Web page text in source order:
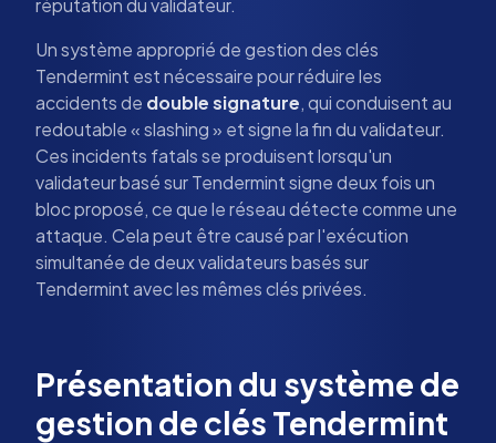
Un système approprié de gestion des clés
Tendermint est nécessaire pour réduire les
accidents de double signature, qui conduisent au
redoutable « slashing » et signe la fin du validateur.
Ces incidents fatals se produisent lorsqu'un
validateur basé sur Tendermint signe deux fois un
bloc proposé, ce que le réseau détecte comme une
attaque. Cela peut être causé par l'exécution
simultanée de deux validateurs basés sur
Tendermint avec les mêmes clés privées.
Présentation du système de
gestion de clés Tendermint